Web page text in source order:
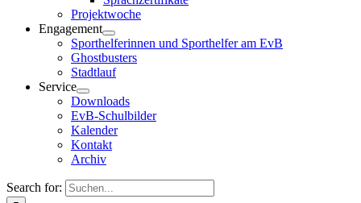
Projektwoche
Engagement
Sporthelferinnen und Sporthelfer am EvB
Ghostbusters
Stadtlauf
Service
Downloads
EvB-Schulbilder
Kalender
Kontakt
Archiv
Search for: